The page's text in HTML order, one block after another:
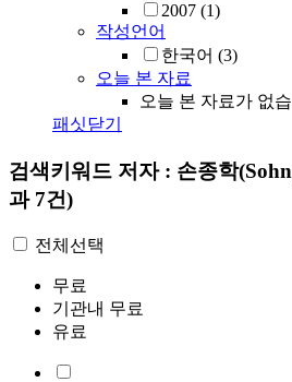
2007 (1)
작성언어
한국어 (3)
오늘 본 자료
오늘 본 자료가 없
패싯닫기
검색키워드 저자 : 손종학
과 7건)
전체선택
무료
기관내 무료
유료